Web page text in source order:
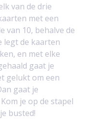
van de drie
met een
van 10, behalve de
legt de kaarten
en met elke
gaat je
gelukt om een
gaat je
je op de stapel
busted!